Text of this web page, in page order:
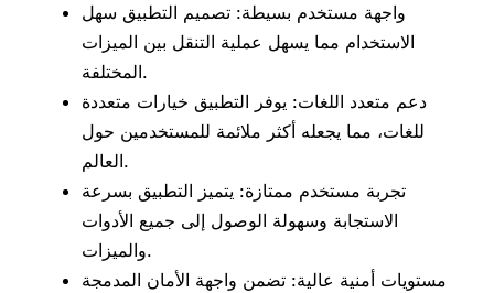
واجهة مستخدم بسيطة: تصميم التطبيق سهل
الاستخدام مما يسهل عملية التنقل بين الميزات
المختلفة.
دعم متعدد اللغات: يوفر التطبيق خيارات متعددة
للغات، مما يجعله أكثر ملائمة للمستخدمين حول
العالم.
تجربة مستخدم ممتازة: يتميز التطبيق بسرعة
الاستجابة وسهولة الوصول إلى جميع الأدوات
والميزات.
مستويات أمنية عالية: تضمن واجهة الأمان المدمجة